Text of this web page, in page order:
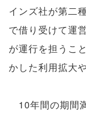
インズ社が第二
で借り受けて運
が運行を担うこ
かした利用拡大
10年間の期間